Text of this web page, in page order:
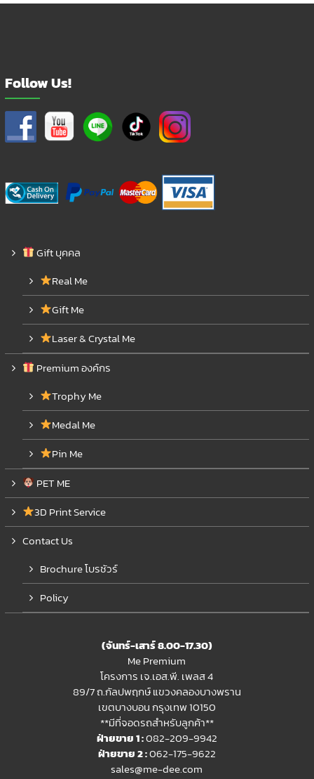
Follow Us!
Gift บุคคล
Real Me
Gift Me
Laser & Crystal Me
Premium องค์กร
Trophy Me
Medal Me
Pin Me
PET ME
3D Print Service
Contact Us
Brochure โบรชัวร์
Policy
(จันทร์-เสาร์ 8.00-17.30)
Me Premium
โครงการ เจ.เอส.พี. เพลส 4
89/7 ถ.กัลปพฤกษ์ แขวงคลองบางพราน
เขตบางบอน กรุงเทพ 10150
**มีที่จอดรถสำหรับลูกค้า**
ฝ่ายขาย 1 :082-209-9942
ฝ่ายขาย 2 :062-175-9622
sales@me-dee.com